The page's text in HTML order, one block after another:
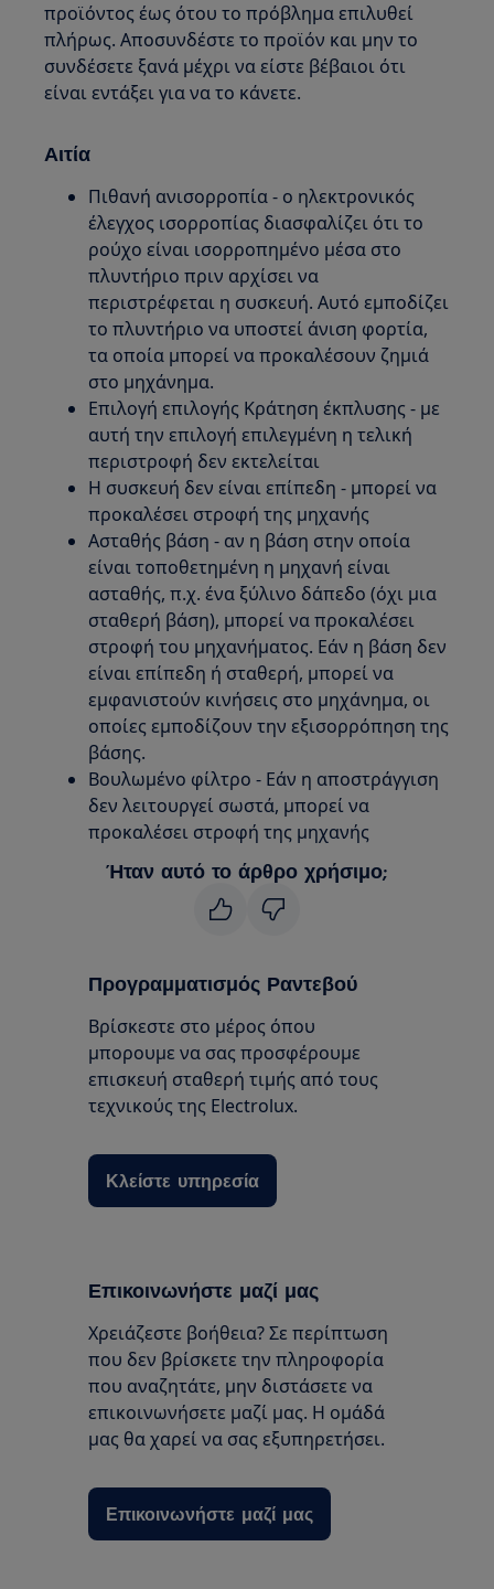
προϊόντος έως ότου το πρόβλημα επιλυθεί
πλήρως. Αποσυνδέστε το προϊόν και μην το
συνδέσετε ξανά μέχρι να είστε βέβαιοι ότι
είναι εντάξει για να το κάνετε.
Αιτία
Πιθανή ανισορροπία - ο ηλεκτρονικός
έλεγχος ισορροπίας διασφαλίζει ότι το
ρούχο είναι ισορροπημένο μέσα στο
πλυντήριο πριν αρχίσει να
περιστρέφεται η συσκευή. Αυτό εμποδίζει
το πλυντήριο να υποστεί άνιση φορτία,
τα οποία μπορεί να προκαλέσουν ζημιά
στο μηχάνημα.
Επιλογή επιλογής Κράτηση έκπλυσης - με
αυτή την επιλογή επιλεγμένη η τελική
περιστροφή δεν εκτελείται
Η συσκευή δεν είναι επίπεδη - μπορεί να
προκαλέσει στροφή της μηχανής
Ασταθής βάση - αν η βάση στην οποία
είναι τοποθετημένη η μηχανή είναι
ασταθής, π.χ. ένα ξύλινο δάπεδο (όχι μια
σταθερή βάση), μπορεί να προκαλέσει
στροφή του μηχανήματος. Εάν η βάση δεν
είναι επίπεδη ή σταθερή, μπορεί να
εμφανιστούν κινήσεις στο μηχάνημα, οι
οποίες εμποδίζουν την εξισορρόπηση της
βάσης.
Βουλωμένο φίλτρο - Εάν η αποστράγγιση
δεν λειτουργεί σωστά, μπορεί να
προκαλέσει στροφή της μηχανής
Ήταν αυτό το άρθρο χρήσιμο;
Προγραμματισμός Ραντεβού
Βρίσκεστε στο μέρος όπου
μπορουμε να σας προσφέρουμε
επισκευή σταθερή τιμής από τους
τεχνικούς της Electrolux.
Κλείστε υπηρεσία
Επικοινωνήστε μαζί μας
Χρειάζεστε βοήθεια? Σε περίπτωση
που δεν βρίσκετε την πληροφορία
που αναζητάτε, μην διστάσετε να
επικοινωνήσετε μαζί μας. Η ομάδά
μας θα χαρεί να σας εξυπηρετήσει.
Επικοινωνήστε μαζί μας